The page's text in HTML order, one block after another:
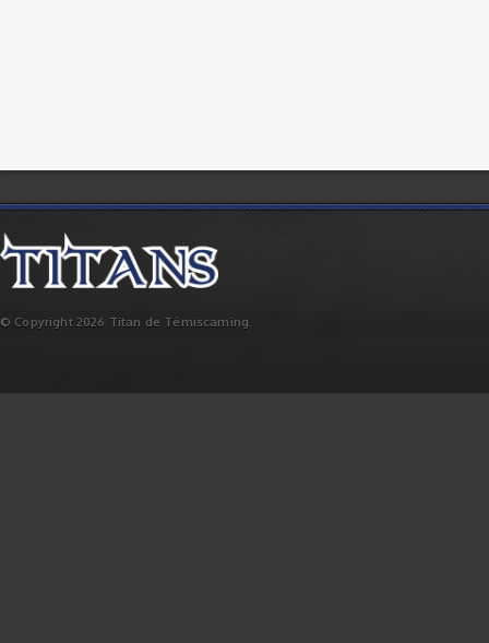
© Copyright 2026 Titan de Témiscaming.